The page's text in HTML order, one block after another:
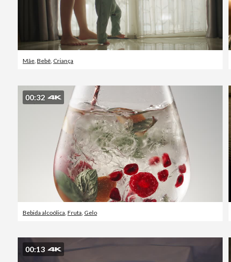
Mãe Bebê Criança
00:32
Bebida alcoólica Fruta Gelo
00:13